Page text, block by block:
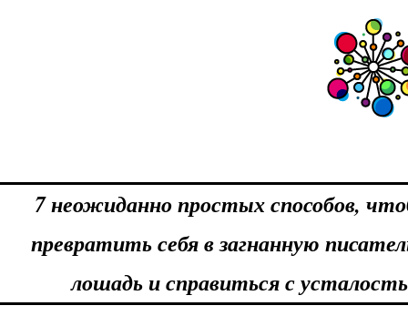
7 неожиданно простых способов,
превратить себя в загнанную
лошадь и справиться с